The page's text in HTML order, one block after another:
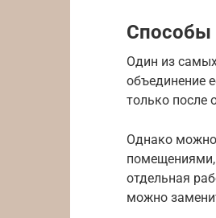
Способы
Один из
объединение
только после
Однако можно
помещениями,
отдельная
можно